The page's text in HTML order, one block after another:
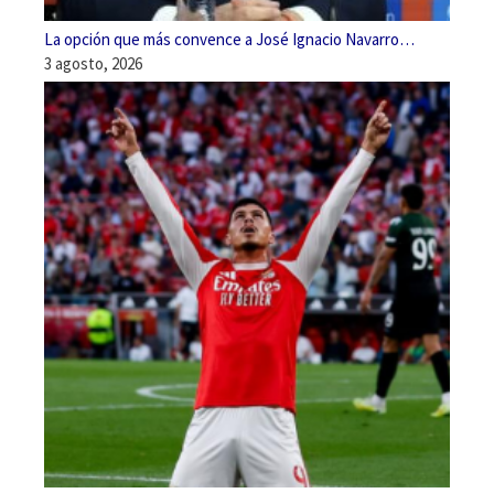
La opción que más convence a José Ignacio Navarro…
3 agosto, 2026